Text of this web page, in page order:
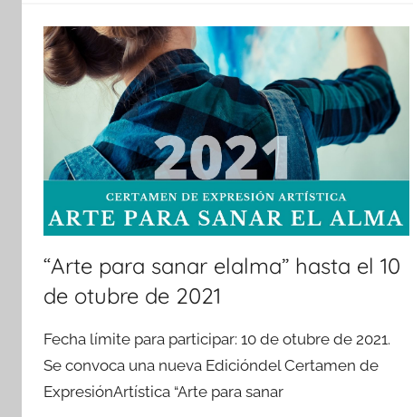
“Arte para sanar elalma” hasta el 10
de otubre de 2021
Fecha límite para participar: 10 de otubre de 2021.
Se convoca una nueva Edicióndel Certamen de
ExpresiónArtística “Arte para sanar